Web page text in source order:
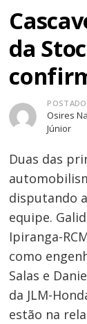
da
Autor
Osires
Júnior
Duas das
disputando
equipe.
Ipiranga-
como
Salas e
da JLM-
estão na